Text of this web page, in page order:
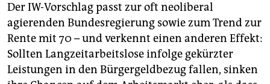
Der IW-Vorschlag passt zur oft neoliberal
agierenden Bundesregierung sowie zum Trend zur
Rente mit 70 – und verkennt einen anderen Effekt:
Sollten Langzeitarbeitslose infolge gekürzter
Leistungen in den Bürgergeldbezug fallen, sinken